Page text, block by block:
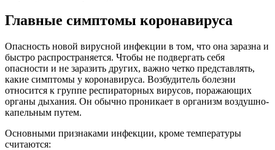
Главные симптомы коронавируса
Опасность новой вирусной инфекции в том, что она заразна и
быстро распространяется. Чтобы не подвергать себя
опасности и не заразить других, важно четко представлять,
какие симптомы у коронавируса. Возбудитель болезни
относится к группе респираторных вирусов, поражающих
органы дыхания. Он обычно проникает в организм воздушно-
капельным путем.
Основными признаками инфекции, кроме температуры
считаются: